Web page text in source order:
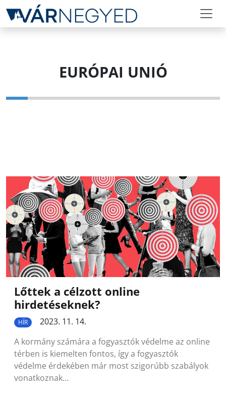
EURÓPAI UNIÓ
Lőttek a célzott online
hirdetéseknek?
HÍR
2023. 11. 14.
A kormány számára a fogyasztók védelme az online
térben is kiemelten fontos, így a fogyasztók
védelme érdekében már most szigorúbb szabályok
vonatkoznak…